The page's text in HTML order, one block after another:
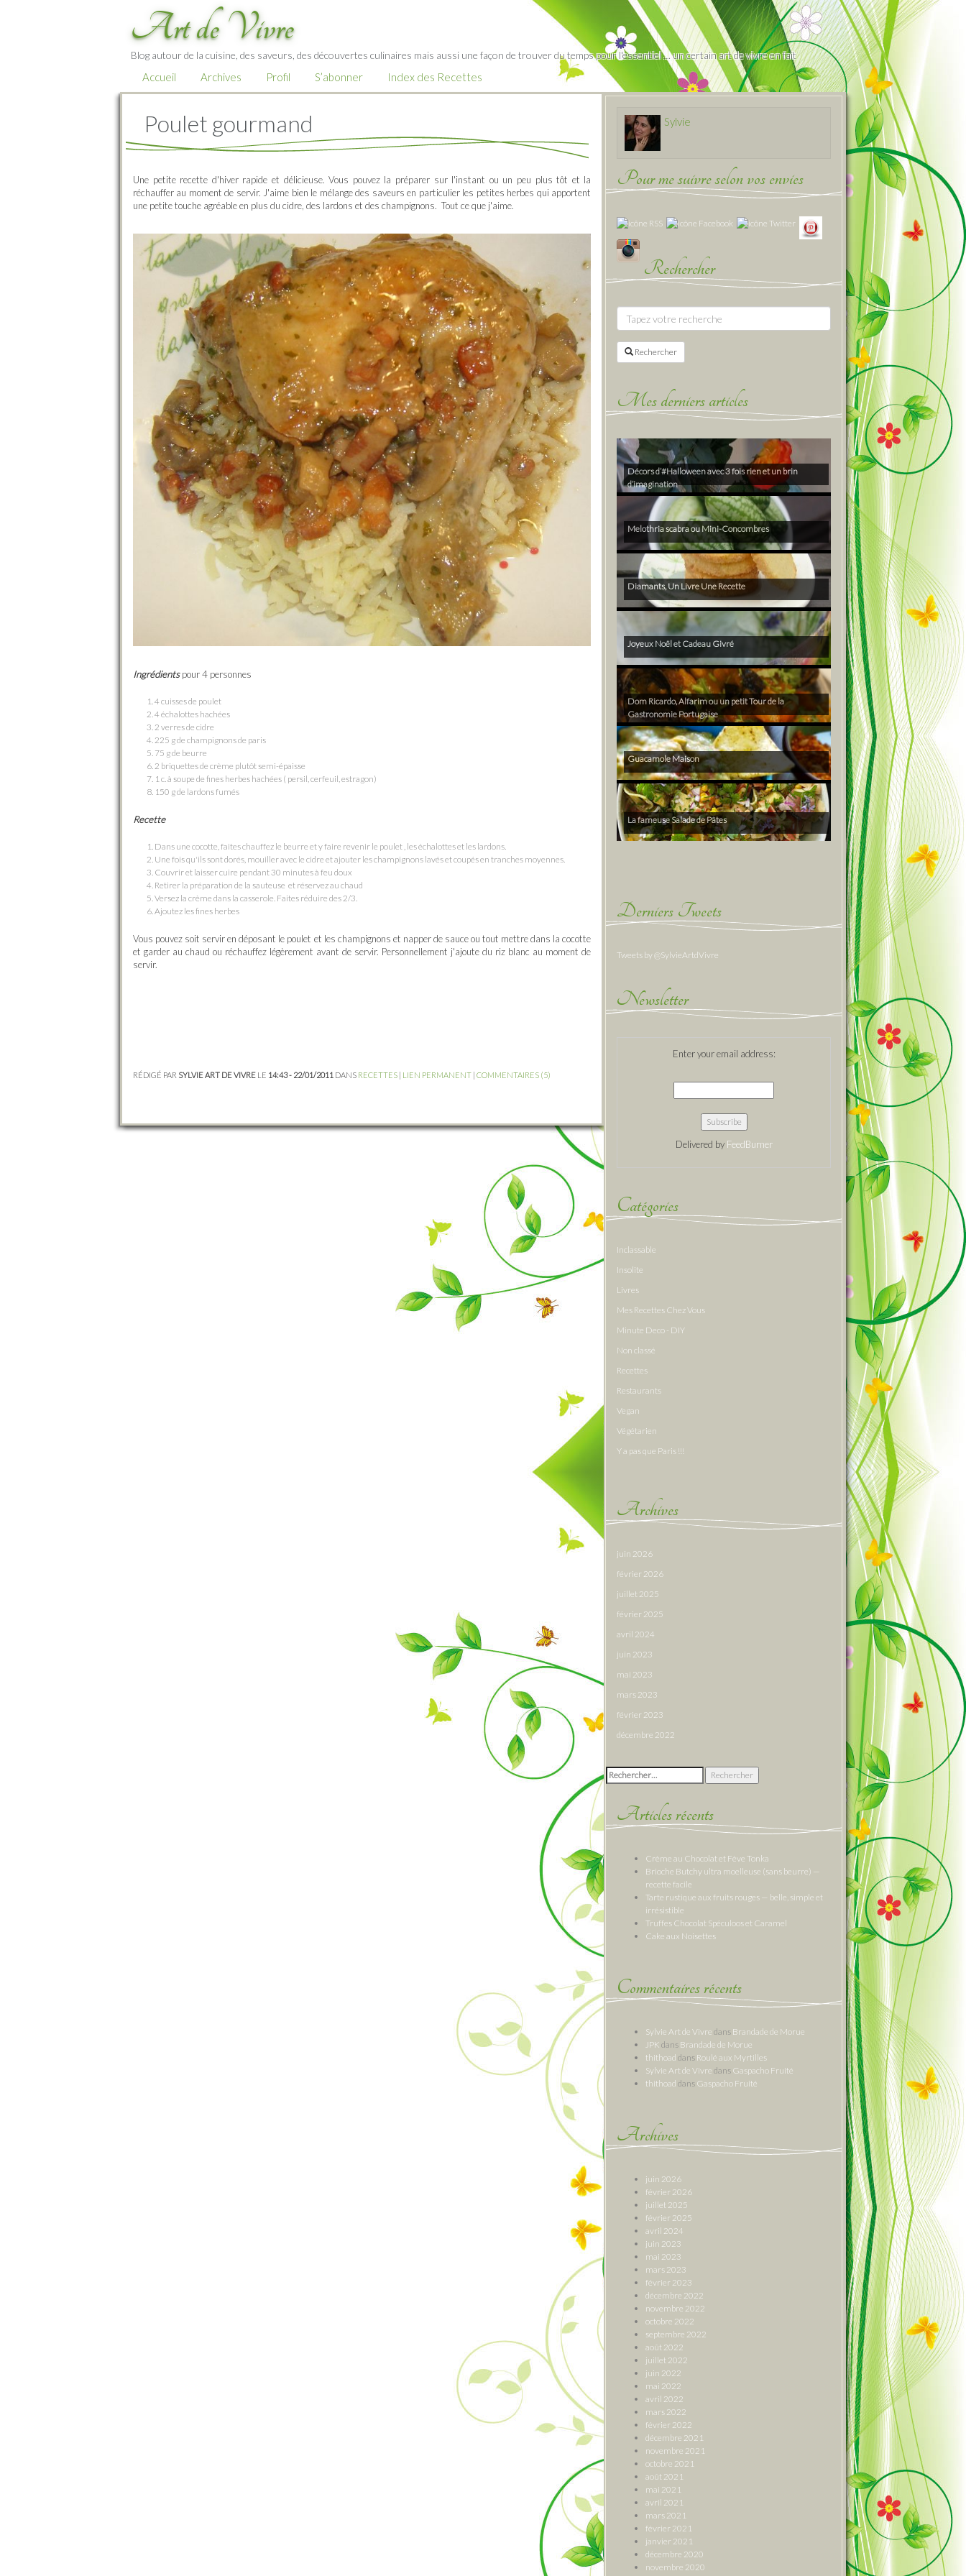
Art de Vivre
Blog autour de la cuisine, des saveurs, des découvertes culinaires mais aussi une façon de trouver du temps pour l'essentiel … un certain art de vivre en fait
Accueil Archives Profil S’abonner Index des Recettes
Poulet gourmand
Une petite recette d'hiver rapide et délicieuse. Vous pouvez la préparer sur l'instant ou un peu plus tôt et la
réchauffer au moment de servir. J'aime bien le mélange des saveurs en particulier les petites herbes qui apportent
une petite touche agréable en plus du cidre, des lardons et des champignons. Tout ce que j'aime.
Ingrédientspour 4 personnes
4 cuisses de poulet
4 échalottes hachées
2 verres de cidre
225 g de champignons de paris
75 g de beurre
2 briquettes de crème plutôt semi-épaisse
1 c. à soupe de fines herbes hachées ( persil, cerfeuil, estragon)
150 g de lardons fumés
Recette
Dans une cocotte, faites chauffez le beurre et y faire revenir le poulet , les échalottes et les lardons.
Une fois qu'ils sont dorés, mouiller avec le cidre et ajouter les champignons lavés et coupés en tranches moyennes.
Couvrir et laisser cuire pendant 30 minutes à feu doux
Retirer la préparation de la sauteuse et réservez au chaud
Versez la crème dans la casserole. Faites réduire des 2/3.
Ajoutez les fines herbes
Vous pouvez soit servir en déposant le poulet et les champignons et napper de sauce ou tout mettre dans la cocotte
et garder au chaud ou réchauffez légèrement avant de servir. Personnellement j'ajoute du riz blanc au moment de
servir.
RÉDIGÉ PAR SYLVIE ART DE VIVRE LE 14:43 - 22/01/2011 DANS RECETTES LIEN PERMANENT COMMENTAIRES (5)
Sylvie
Pour me suivre selon vos envies
Rechercher
Rechercher
Mes derniers articles
Décors d’#Halloween avec 3 fois rien et un brin
d’imagination
Melothria scabra ou Mini-Concombres
Diamants, Un Livre Une Recette
Joyeux Noël et Cadeau Givré
Dom Ricardo, Alfarim ou un petit Tour de la
Gastronomie Portugaise
Guacamole Maison
La fameuse Salade de Pâtes
Derniers Tweets
Tweets by @SylvieArtdVivre
Newsletter
Enter your email address:
Delivered by FeedBurner
Catégories
Inclassable
Insolite
Livres
Mes Recettes Chez Vous
Minute Deco - DIY
Non classé
Recettes
Restaurants
Vegan
Végétarien
Y a pas que Paris !!!
Archives
juin 2026
février 2026
juillet 2025
février 2025
avril 2024
juin 2023
mai 2023
mars 2023
février 2023
décembre 2022
Rechercher :
Articles récents
Crème au Chocolat et Fève Tonka
Brioche Butchy ultra moelleuse (sans beurre) —
recette facile
Tarte rustique aux fruits rouges — belle, simple et
irrésistible
Truffes Chocolat Spéculoos et Caramel
Cake aux Noisettes
Commentaires récents
Sylvie Art de Vivre dans Brandade de Morue
JPK dans Brandade de Morue
thithoad dans Roulé aux Myrtilles
Sylvie Art de Vivre dans Gaspacho Fruité
thithoad dans Gaspacho Fruité
Archives
juin 2026
février 2026
juillet 2025
février 2025
avril 2024
juin 2023
mai 2023
mars 2023
février 2023
décembre 2022
novembre 2022
octobre 2022
septembre 2022
août 2022
juillet 2022
juin 2022
mai 2022
avril 2022
mars 2022
février 2022
décembre 2021
novembre 2021
octobre 2021
août 2021
mai 2021
avril 2021
mars 2021
février 2021
janvier 2021
décembre 2020
novembre 2020